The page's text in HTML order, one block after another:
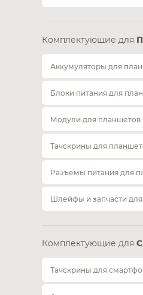
Комплектующие для
Аккумуляторы для
Блоки питания для
Модули для планшетов
Тачскрины для
Разъемы питания для
Шлейфы и запчасти
Комплектующие для
Тачскрины для